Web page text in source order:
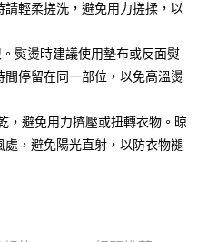
運費
運費
輕柔搓洗，避免用力搓揉，以
熨燙時建議使用墊布或反面熨
停留在同一部位，以免高溫燙
，避免用力擠壓或扭轉衣物。晾
，避免陽光直射，以防衣物褪